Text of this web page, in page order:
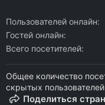
Пользователей онлайн
Гостей онлайн
Всего посетителей
Общее количество
скрытых
Поделиться